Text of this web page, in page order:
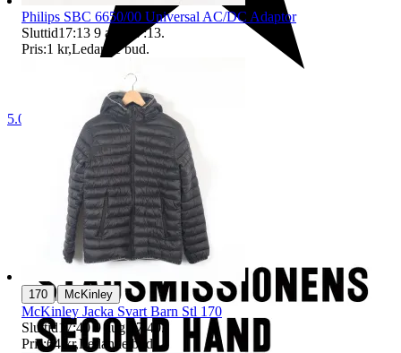
5.0
Philips SBC 6650/00 Universal AC/DC Adaptor
Sluttid17:13 9 aug 17:13.
Pris:1 kr,Ledande bud.
170 | McKinley
McKinley Jacka Svart Barn Stl 170
Sluttid17:40 9 aug 17:40.
Pris:64 kr,Ledande bud